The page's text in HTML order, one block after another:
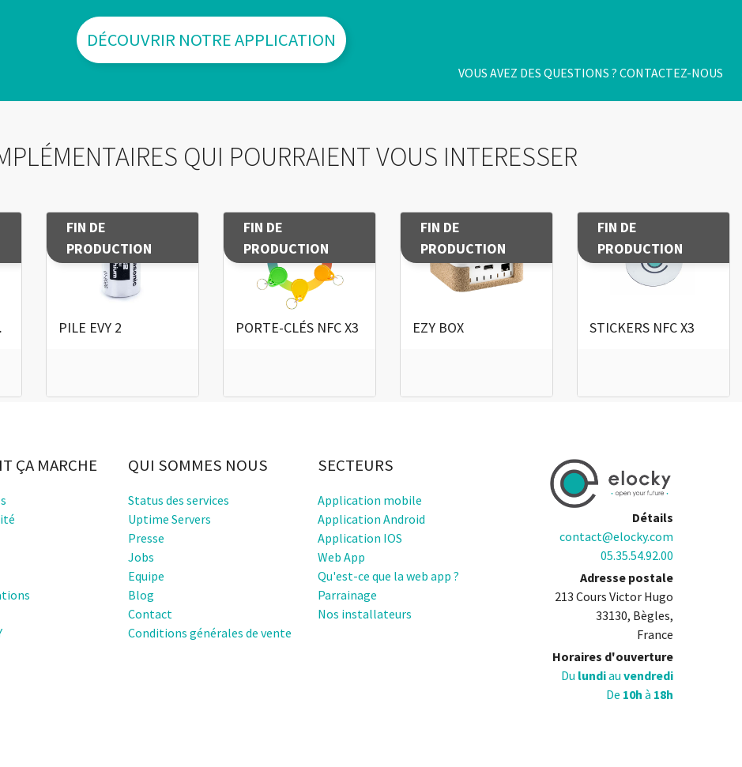
DÉCOUVRIR NOTRE APPLICATION
VOUS AVEZ DES QUESTIONS ? CONTACTEZ-NOUS
QUI POURRAIENT VOUS INTERESSER
FIN DE
PRODUCTION
PILE EVY 2
FIN DE
PRODUCTION
PORTE-CLÉS NFC X3
FIN DE
PRODUCTION
EZY BOX
FIN DE
PRODUCTION
STICKERS NFC X3
ÇA MARCHE QUI SOMMES NOUS
Status des services
Uptime Servers
Presse
Jobs
Equipe
Blog
Contact
Conditions générales de vente
SECTEURS
Application mobile
Application Android
Application IOS
Web App
Qu'est-ce que la web app ?
Parrainage
Nos installateurs
Détails
contact@elocky.com
05.35.54.92.00
Adresse postale
213 Cours Victor Hugo
33130, Bègles,
France
Horaires d'ouverture
Du lundiau vendredi
De 10h à 18h